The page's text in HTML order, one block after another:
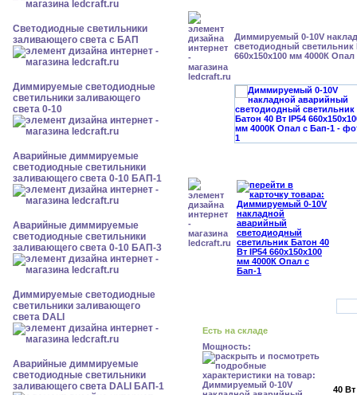
Светодиодные светильники
заливающего света с БАП
Диммируемые светодиодные
светильники заливающего
света 0-10
Аварийные диммируемые
светодиодные светильники
заливающего света 0-10 БАП-1
Аварийные диммируемые
светодиодные светильники
заливающего света 0-10 БАП-3
Диммируемые светодиодные
светильники заливающего
света DALI
Аварийные диммируемые
светодиодные светильники
заливающего света DALI БАП-1
Диммируемый 0-10V
светодиодный светильник
660x150x100 мм 4000К Опал
Есть на складе
Мощность:
40 Вт